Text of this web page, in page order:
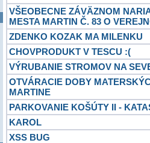
VŠEOBECNE ZÁVÄZNOM
MESTA MARTIN Č. 83 O
ZDENKO KOZAK MA MILENKU
CHOVPRODUKT V TESCU :(
VÝRUBANIE STROMOV NA
OTVÁRACIE DOBY
MARTINE
PARKOVANIE KOŠÚTY II -
KAROL
XSS BUG